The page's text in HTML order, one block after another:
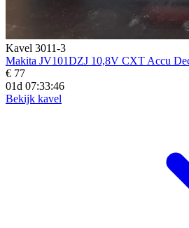
Kavel 3011-3
Makita JV101DZJ 10,8V CXT Accu
€ 77
01d 07:33:44
Bekijk kavel